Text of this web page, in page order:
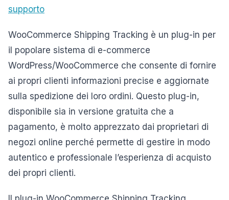
supporto
WooCommerce Shipping Tracking è un plug-in per
il popolare sistema di e-commerce
WordPress/WooCommerce che consente di fornire
ai propri clienti informazioni precise e aggiornate
sulla spedizione dei loro ordini. Questo plug-in,
disponibile sia in versione gratuita che a
pagamento, è molto apprezzato dai proprietari di
negozi online perché permette di gestire in modo
autentico e professionale l’esperienza di acquisto
dei propri clienti.